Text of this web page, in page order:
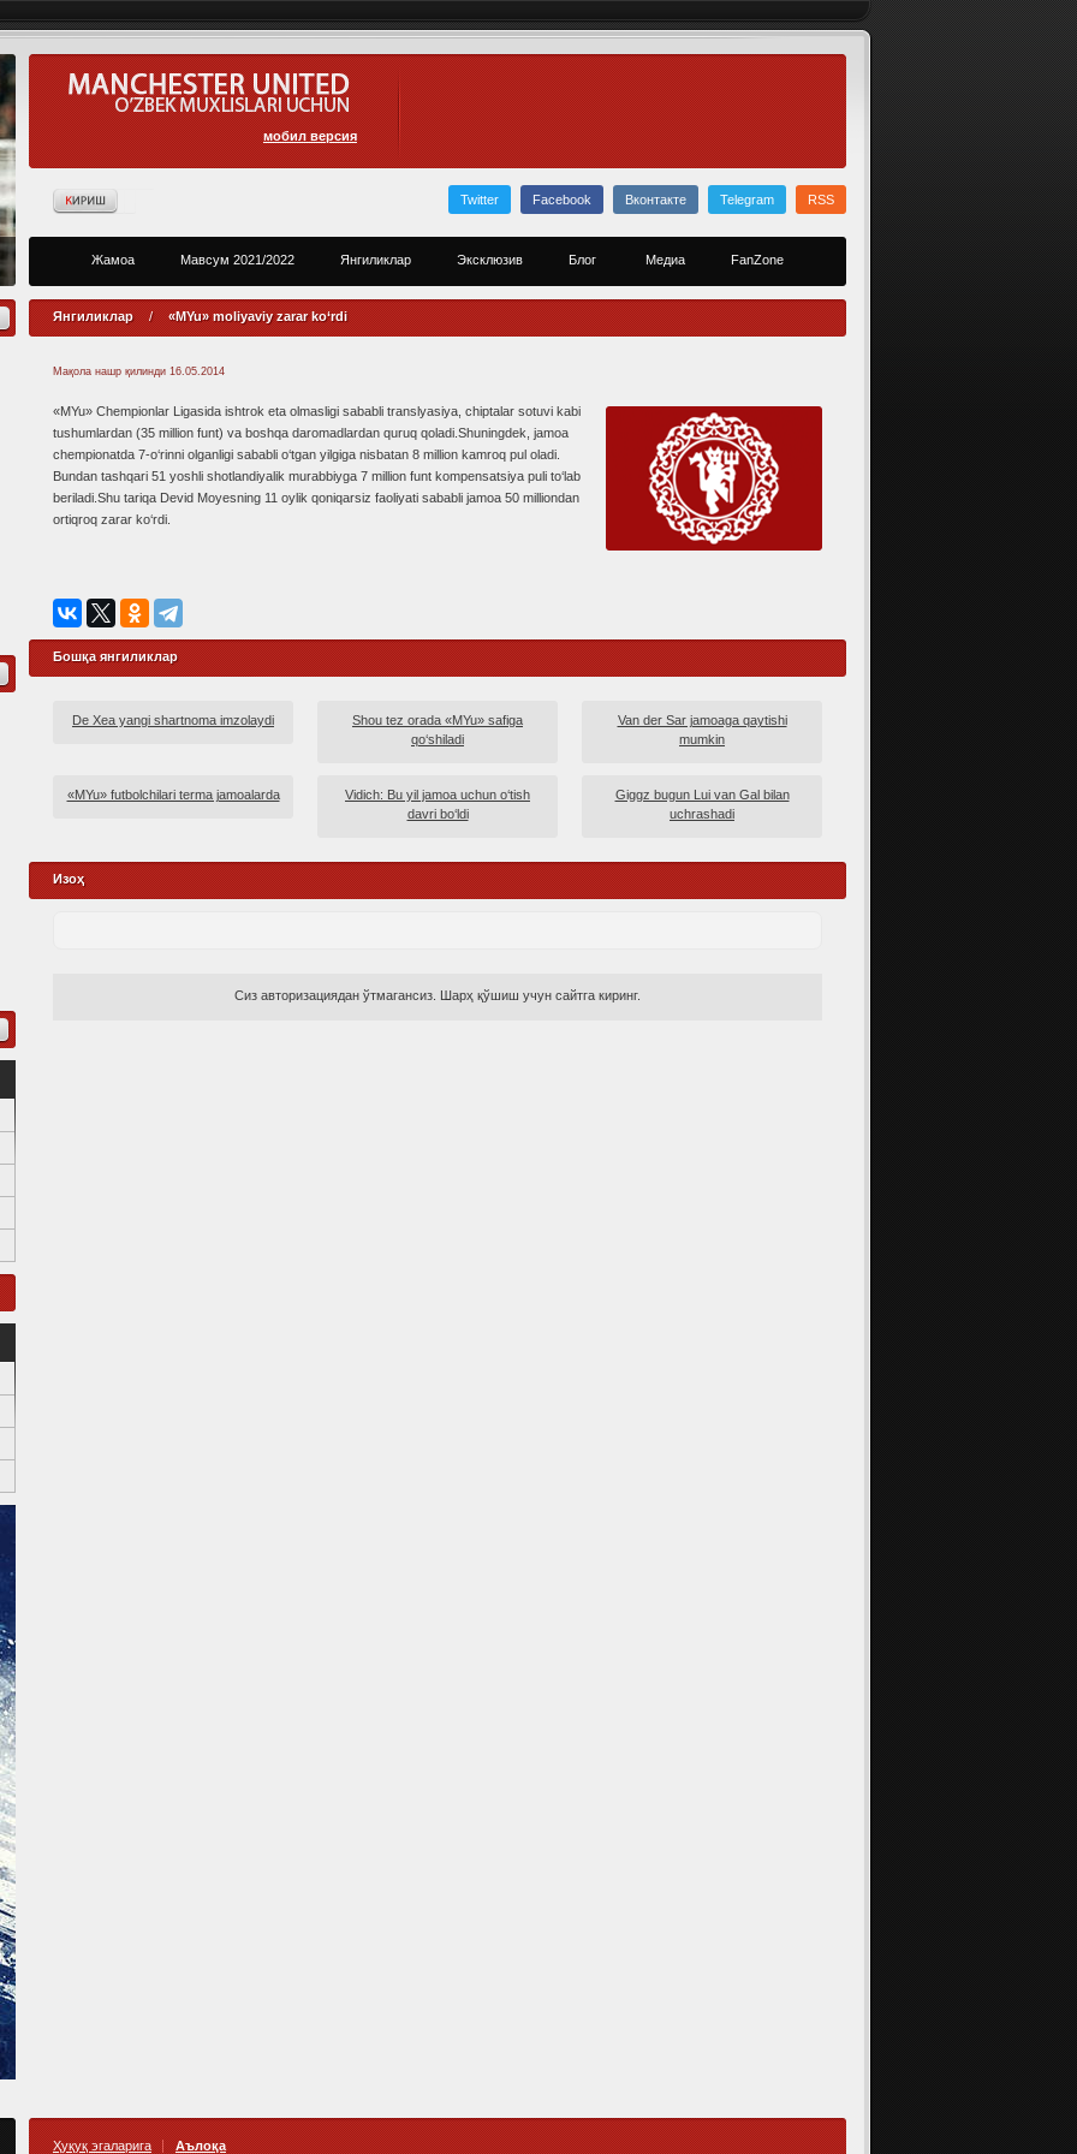
мобил версия
Twitter Facebook Вконтакте Telegram RSS
Жамоа Мавсум 2021/2022 Янгиликлар Эксклюзив Блог Медиа FanZone
Янгиликлар / «MYu» moliyaviy zarar ko‘rdi
Мақола нашр қилинди 16.05.2014
«MYu» Chempionlar Ligasida ishtrok eta olmasligi sababli translyasiya, chiptalar sotuvi kabi
tushumlardan (35 million funt) va boshqa daromadlardan quruq qoladi.Shuningdek, jamoa
chempionatda 7-o‘rinni olganligi sababli o‘tgan yilgiga nisbatan 8 million kamroq pul oladi.
Bundan tashqari 51 yoshli shotlandiyalik murabbiyga 7 million funt kompensatsiya puli to‘lab
beriladi.Shu tariqa Devid Moyesning 11 oylik qoniqarsiz faoliyati sababli jamoa 50 milliondan
ortiqroq zarar ko‘rdi.
Бошқа янгиликлар
De Xea yangi shartnoma imzolaydi
Shou tez orada «MYu» safiga
qo‘shiladi
Van der Sar jamoaga qaytishi
mumkin
«MYu» futbolchilari terma jamoalarda
Vidich: Bu yil jamoa uchun o‘tish
davri bo‘ldi
Giggz bugun Lui van Gal bilan
uchrashadi
Изоҳ
Сиз авторизациядан ўтмагансиз. Шарҳ қўшиш учун сайтга киринг.
Ҳуқуқ эгаларига Аълоқа